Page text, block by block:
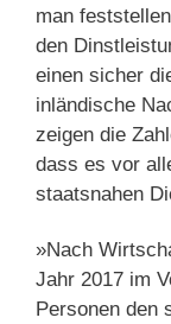
man
den
einen sicher
inländische
zeigen die
dass es vor
staatsnahen
»Nach
Jahr 2017 im
Personen den